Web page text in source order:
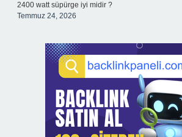
2400 watt süpürge iyi midir ?
Temmuz 24, 2026